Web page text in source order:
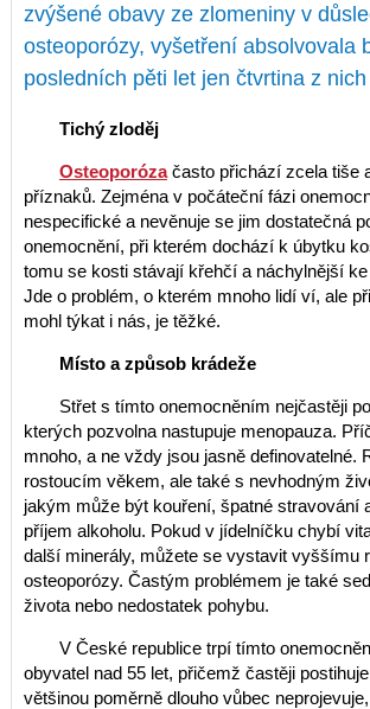
zvýšené obavy ze zlomeniny v
osteoporózy, vyšetření absolvovala
posledních pěti let jen čtvrtina z
Tichý zloděj
Osteoporózačasto přichází zcela tiše
příznaků. Zejména v počáteční fázi
nespecifické a nevěnuje se jim dostatečná
onemocnění, při kterém dochází k úbytku
tomu se kosti stávají křehčí a náchylnější ke
Jde o problém, o kterém mnoho lidí ví, ale
mohl týkat i nás, je těžké.
Místo a způsob krádeže
Střet s tímto onemocněním nejčastěji
kterých pozvolna nastupuje menopauza.
mnoho, a ne vždy jsou jasně definovatelné.
rostoucím věkem, ale také s nevhodným
jakým může být kouření, špatné stravování
příjem alkoholu. Pokud v jídelníčku chybí
další minerály, můžete se vystavit vyššímu
osteoporózy. Častým problémem je také
života nebo nedostatek pohybu.
V České republice trpí tímto
obyvatel nad 55 let, přičemž častěji
většinou poměrně dlouho vůbec